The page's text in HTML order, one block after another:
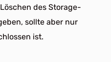
des Storage-
sollte aber nur
ist.